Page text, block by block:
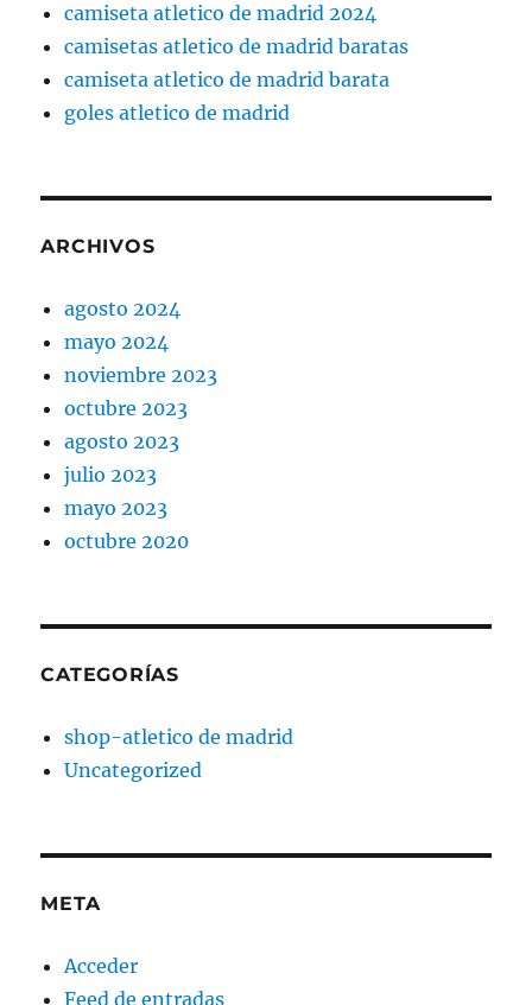
camiseta atletico de madrid 2024
camisetas atletico de madrid baratas
camiseta atletico de madrid barata
goles atletico de madrid
ARCHIVOS
agosto 2024
mayo 2024
noviembre 2023
octubre 2023
agosto 2023
julio 2023
mayo 2023
octubre 2020
CATEGORÍAS
shop-atletico de madrid
Uncategorized
META
Acceder
Feed de entradas